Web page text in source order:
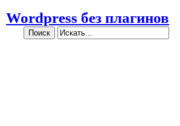
Wordpress без плагинов